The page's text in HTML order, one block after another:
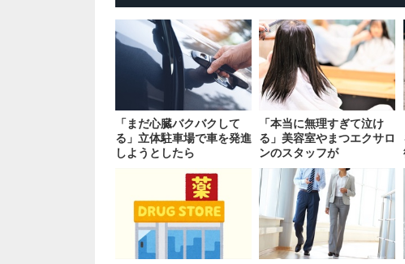
「まだ心臓バクバクして
る」立体駐車場で車を発進
しようとしたら
「本当に無理すぎて泣け
る」美容室やまつエクサロ
ンのスタッフが